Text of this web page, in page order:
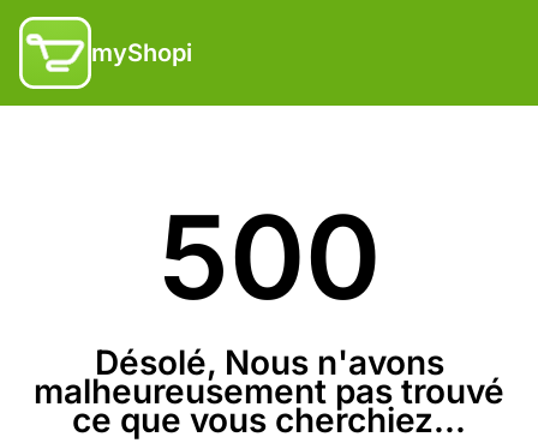
myShopi
500
Désolé, Nous n'avons
malheureusement pas trouvé
ce que vous cherchiez...